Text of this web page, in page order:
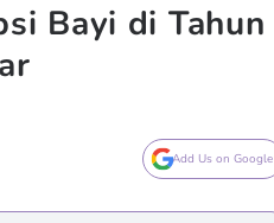
Bayi di Tahun
Add Us on Google